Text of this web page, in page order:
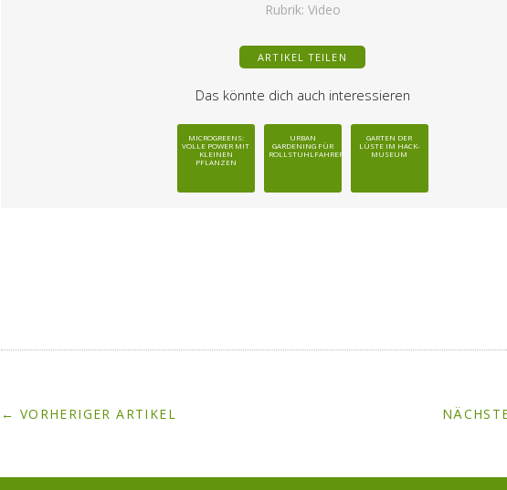
Rubrik: Video
ARTIKEL TEILEN
Das könnte dich auch interessieren
MICROGREENS:
VOLLE POWER MIT
KLEINEN
PFLANZEN
URBAN
GARDENING FÜR
ROLLSTUHLFAHRER
GARTEN DER
LÜSTE IM HACK-
MUSEUM
← VORHERIGER ARTIKEL